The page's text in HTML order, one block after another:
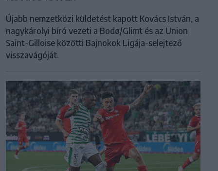
Újabb nemzetközi küldetést kapott Kovács István, a
nagykárolyi bíró vezeti a Bodø/Glimt és az Union
Saint-Gilloise közötti Bajnokok Ligája-selejtező
visszavágóját.